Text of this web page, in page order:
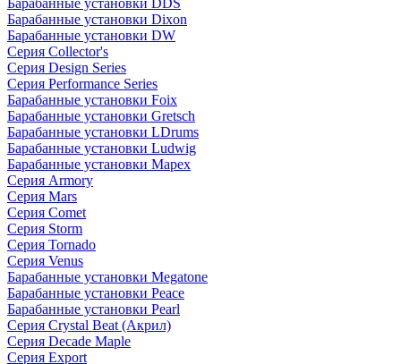
Барабанные установки DDS
Барабанные установки Dixon
Барабанные установки DW
Серия Collector's
Серия Design Series
Серия Performance Series
Барабанные установки Foix
Барабанные установки Gretsch
Барабанные установки LDrums
Барабанные установки Ludwig
Барабанные установки Mapex
Серия Armory
Серия Mars
Серия Comet
Серия Storm
Серия Tornado
Серия Venus
Барабанные установки Megatone
Барабанные установки Peace
Барабанные установки Pearl
Серия Crystal Beat (Акрил)
Серия Decade Maple
Серия Export